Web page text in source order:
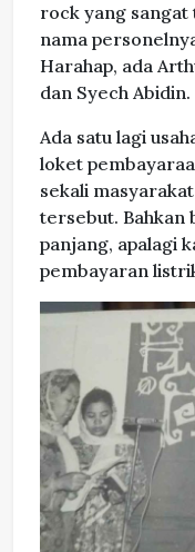
rock yang
nama
Harahap, ada
dan Syech Abidin.
Ada satu lagi
loket
sekali
tersebut. Bahkan
panjang, apalagi
pembayaran